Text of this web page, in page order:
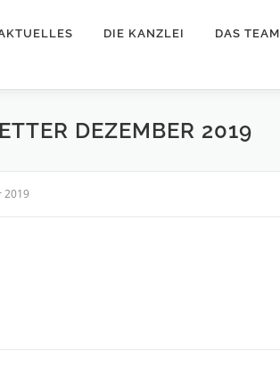
DIE KANZLEI DAS TEAM
DEZEMBER 2019
2019